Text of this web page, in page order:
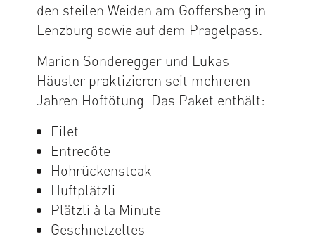
den steilen Weiden am Goffersberg in
Lenzburg sowie auf dem Pragelpass.
Marion Sonderegger und Lukas
Häusler praktizieren seit mehreren
Jahren Hoftötung. Das Paket enthält:
Filet
Entrecôte
Hohrückensteak
Huftplätzli
Plätzli à la Minute
Geschnetzeltes